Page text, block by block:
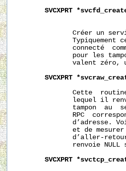
SVCXPRT
Créer un
Typiquement
connecté
pour les
valent zéro,
SVCXPRT
Cette
lequel il
tampon  au
RPC
d’adresse.
et de
d’aller-
renvoie NULL
SVCXPRT